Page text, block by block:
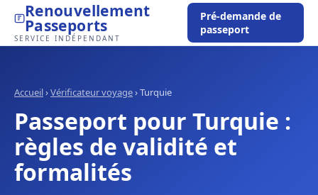
Renouvellement
Passeports
SERVICE INDÉPENDANT
Pré-demande de
passeport
Accueil›Vérificateur voyage›Turquie
Passeport pour Turquie :
règles de validité et
formalités